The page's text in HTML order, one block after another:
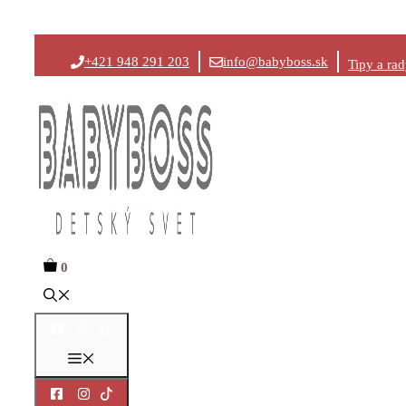
na
+421 948 291 203 info@babyboss.sk Tipy a
0